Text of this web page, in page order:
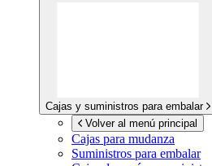
Cajas y suministros para embalar
Volver al menú principal
Cajas para mudanza
Suministros para embalar